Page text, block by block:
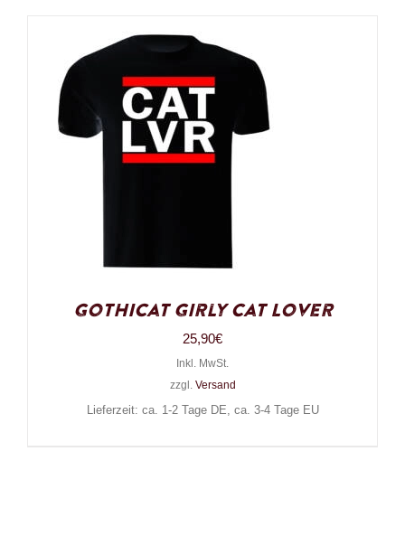
Gothicat Girly Cat Lover
25,90€
Inkl. MwSt.
zzgl. Versand
Lieferzeit: ca. 1-2 Tage DE, ca. 3-4 Tage EU